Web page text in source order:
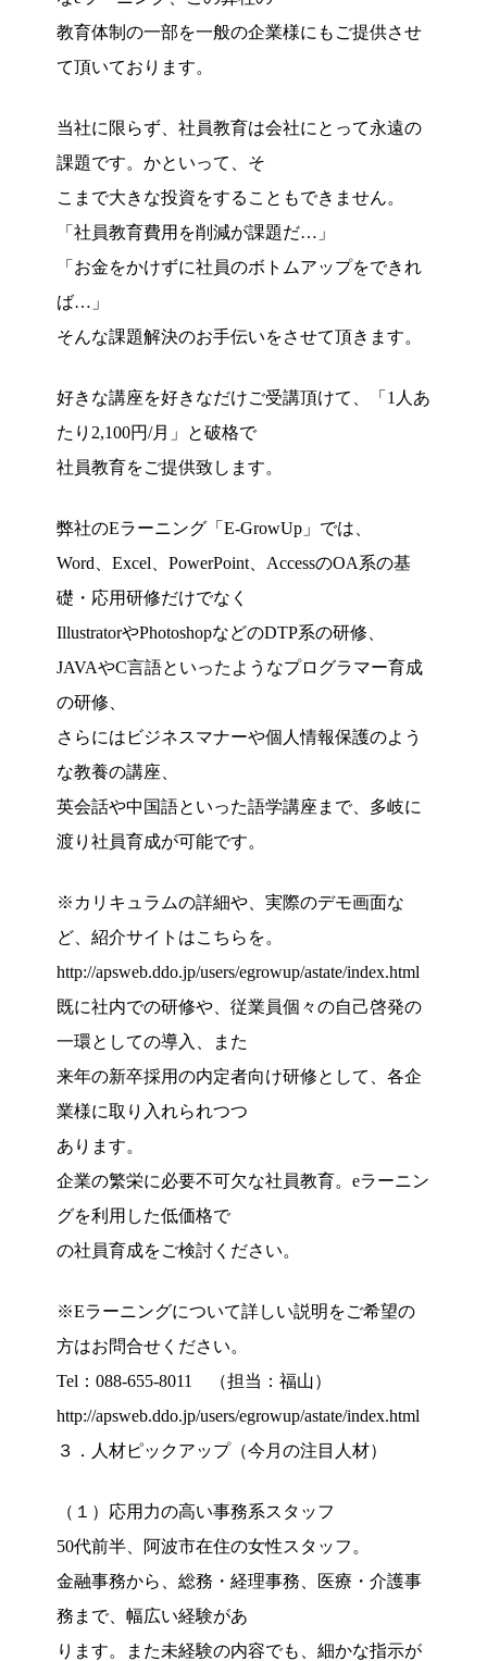
教育体制の一部を一般の企業様にもご提供させ
て頂いております。
当社に限らず、社員教育は会社にとって永遠の
課題です。かといって、そ
こまで大きな投資をすることもできません。
「社員教育費用を削減が課題だ…」
「お金をかけずに社員のボトムアップをできれ
ば…」
そんな課題解決のお手伝いをさせて頂きます。
好きな講座を好きなだけご受講頂けて、「1人あ
たり2,100円/月」と破格で
社員教育をご提供致します。
弊社のEラーニング「E-GrowUp」では、
Word、Excel、PowerPoint、AccessのOA系の基
礎・応用研修だけでなく
IllustratorやPhotoshopなどのDTP系の研修、
JAVAやC言語といったようなプログラマー育成
の研修、
さらにはビジネスマナーや個人情報保護のよう
な教養の講座、
英会話や中国語といった語学講座まで、多岐に
渡り社員育成が可能です。
※カリキュラムの詳細や、実際のデモ画面な
ど、紹介サイトはこちらを。
http://apsweb.ddo.jp/users/egrowup/astate/index.html
既に社内での研修や、従業員個々の自己啓発の
一環としての導入、また
来年の新卒採用の内定者向け研修として、各企
業様に取り入れられつつ
あります。
企業の繁栄に必要不可欠な社員教育。eラーニン
グを利用した低価格で
の社員育成をご検討ください。
※Eラーニングについて詳しい説明をご希望の
方はお問合せください。
Tel：088-655-8011 （担当：福山）
http://apsweb.ddo.jp/users/egrowup/astate/index.html
３．人材ピックアップ（今月の注目人材）
（１）応用力の高い事務系スタッフ
50代前半、阿波市在住の女性スタッフ。
金融事務から、総務・経理事務、医療・介護事
務まで、幅広い経験があ
ります。また未経験の内容でも、細かな指示が